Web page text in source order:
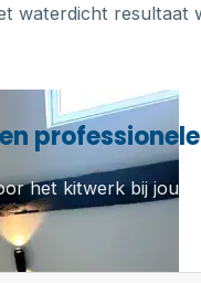
waterdicht resultaat
het kitwerk bij jou